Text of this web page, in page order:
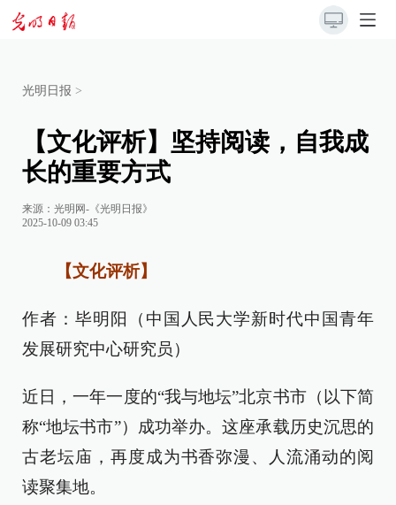
光明日报 >
【文化评析】坚持阅读，自我成
长的重要方式
来源： 光明网-《光明日报》
2025-10-09 03:45
【文化评析】
作者：毕明阳（中国人民大学新时代中国青年
发展研究中心研究员）
近日，一年一度的“我与地坛”北京书市（以下简
称“地坛书市”）成功举办。这座承载历史沉思的
古老坛庙，再度成为书香弥漫、人流涌动的阅
读聚集地。